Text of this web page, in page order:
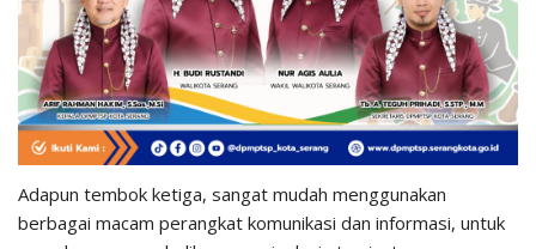
Adapun tembok ketiga, sangat mudah menggunakan
berbagai macam perangkat komunikasi dan informasi, untuk